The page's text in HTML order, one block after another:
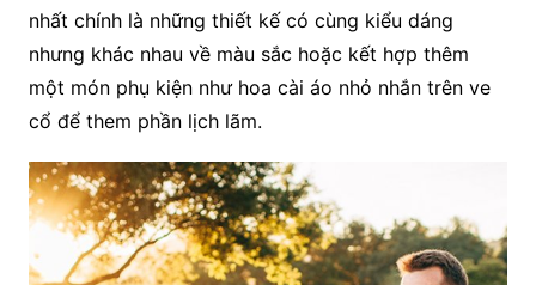
nhất chính là những thiết kế có cùng kiểu dáng
nhưng khác nhau về màu sắc hoặc kết hợp thêm
một món phụ kiện như hoa cài áo nhỏ nhắn trên ve
cổ để them phần lịch lãm.